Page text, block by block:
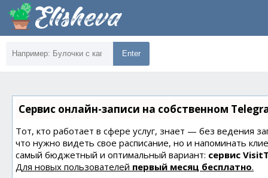
Enter
Сервис онлайн-записи на собственном
Тот, кто работает в сфере услуг, знает — без ведения
что нужно видеть свое расписание, но и напоминать
самый бюджетный и оптимальный вариант: сервис
Для новых пользователей первый месяц бесплатно.